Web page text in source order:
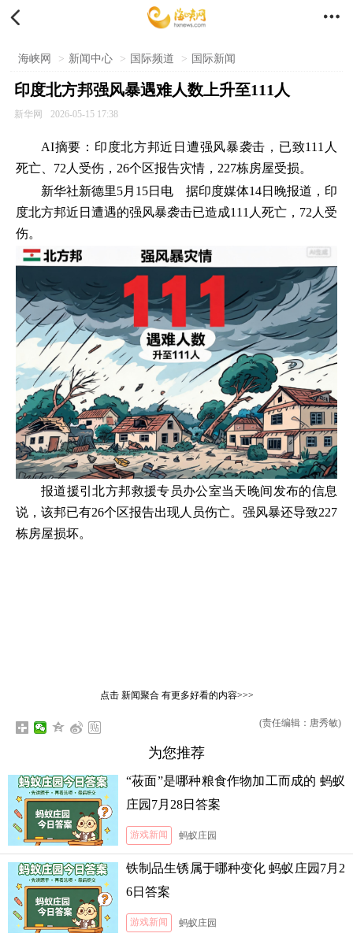
 
海峡网 > 新闻中心 > 国际频道 > 国际新闻
印度北方邦强风暴遇难人数上升至111人
新华网 2026-05-15 17:38
AI摘要：印度北方邦近日遭强风暴袭击，已致111人
死亡、72人受伤，26个区报告灾情，227栋房屋受损。
新华社新德里5月15日电 据印度媒体14日晚报道，印
度北方邦近日遭遇的强风暴袭击已造成111人死亡，72人受
伤。
报道援引北方邦救援专员办公室当天晚间发布的信息
说，该邦已有26个区报告出现人员伤亡。强风暴还导致227
栋房屋损坏。
点击 新闻聚合有更多好看的内容>>>
(责任编辑：唐秀敏)
为您推荐
“莜面”是哪种粮食作物加工而成的 蚂蚁
庄园7月28日答案
游戏新闻 蚂蚁庄园
铁制品生锈属于哪种变化 蚂蚁庄园7月2
6日答案
游戏新闻 蚂蚁庄园